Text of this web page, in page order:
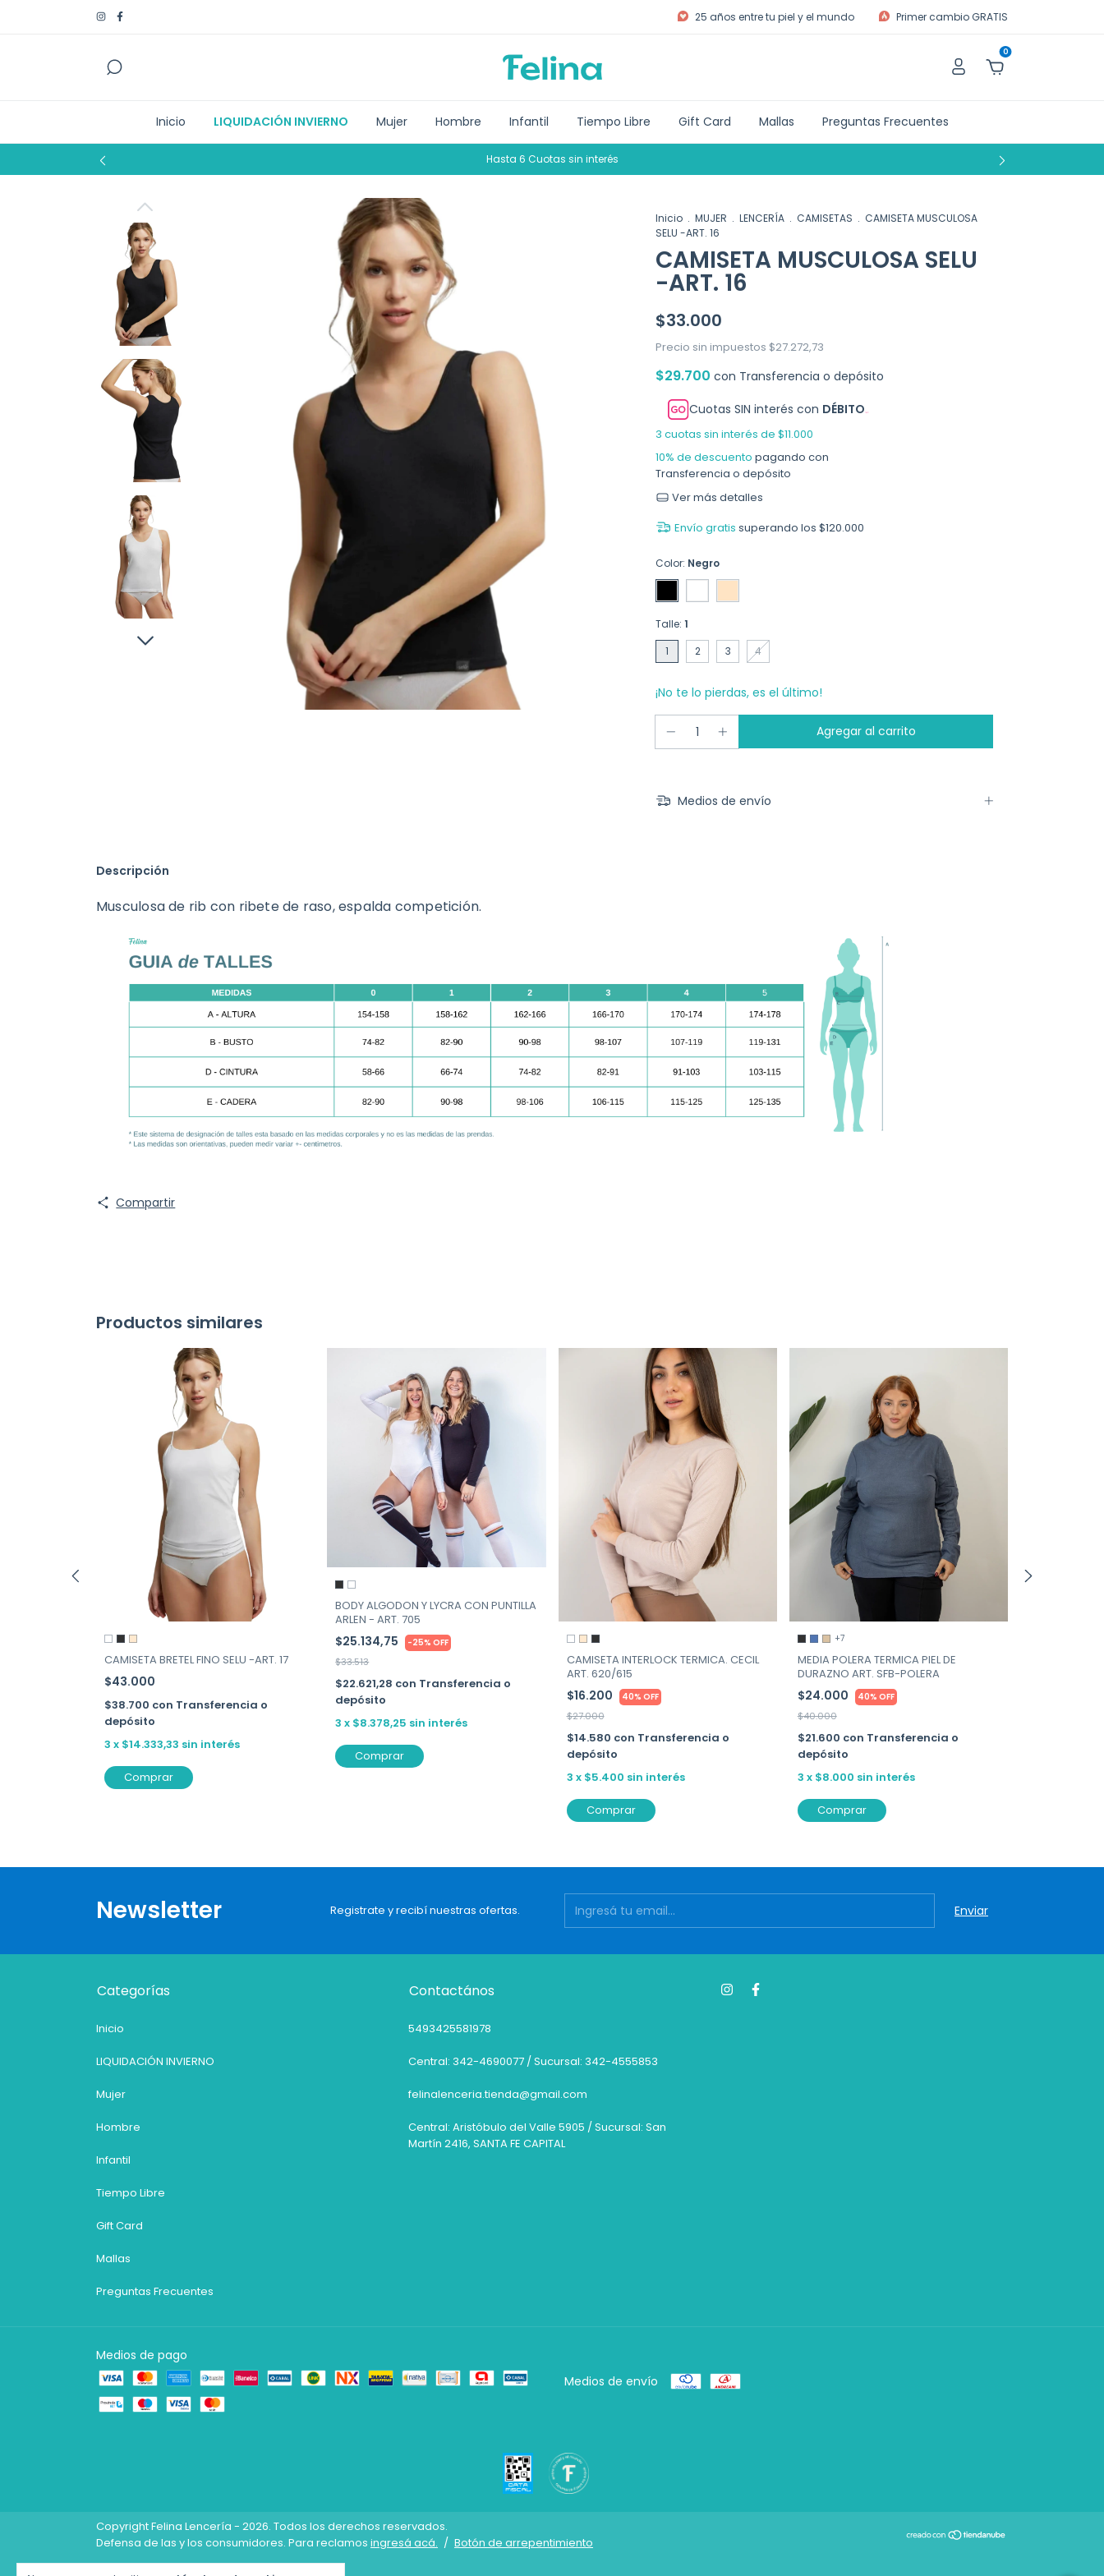
25 años entre tu piel y el mundo Primer cambio GRATIS
0
Inicio LIQUIDACIÓN INVIERNO Mujer Hombre Infantil Tiempo Libre Gift Card Mallas Preguntas Frecuentes
Hasta 6 Cuotas sin interés
Inicio . MUJER . LENCERÍA . CAMISETAS . CAMISETA MUSCULOSA
SELU -ART. 16
CAMISETA MUSCULOSA SELU
-ART. 16
$33.000
Precio sin impuestos $27.272,73
$29.700 con Transferencia o depósito
Cuotas SIN interés con DÉBITO
3 cuotas sin interés de $11.000
10% de descuento pagando con
Transferencia o depósito
Ver más detalles
Envío gratis superando los $120.000
Color: Negro
Talle: 1
1
2 3 4
¡No te lo pierdas, es el último!
Medios de envío
Descripción
Musculosa de rib con ribete de raso, espalda competición.
Compartir
Productos similares
CAMISETA BRETEL FINO SELU -ART. 17
$43.000
$38.700 con Transferencia o
depósito
3 x $14.333,33 sin interés
Comprar
BODY ALGODON Y LYCRA CON PUNTILLA
ARLEN - ART. 705
$25.134,75 -25%OFF
$33.513
$22.621,28 con Transferencia o
depósito
3 x $8.378,25 sin interés
Comprar
CAMISETA INTERLOCK TERMICA. CECIL
ART. 620/615
$16.200 40% OFF
$27.000
$14.580 con Transferencia o
depósito
3 x $5.400 sin interés
Comprar
+7
MEDIA POLERA TERMICA PIEL DE
DURAZNO ART. SFB-POLERA
$24.000 40% OFF
$40.000
$21.600 con Transferencia o
depósito
3 x $8.000 sin interés
Comprar
Newsletter Registrate y recibí nuestras ofertas.
Categorías
Inicio
LIQUIDACIÓN INVIERNO
Mujer
Hombre
Infantil
Tiempo Libre
Gift Card
Mallas
Preguntas Frecuentes
Contactános
5493425581978
Central: 342-4690077 / Sucursal: 342-4555853
felinalenceria.tienda@gmail.com
Central: Aristóbulo del Valle 5905 / Sucursal: San
Martín 2416, SANTA FE CAPITAL
Medios de pago
Medios de envío
Copyright Felina Lencería - 2026. Todos los derechos reservados.
Defensa de las y los consumidores. Para reclamos ingresá acá. / Botón de arrepentimiento